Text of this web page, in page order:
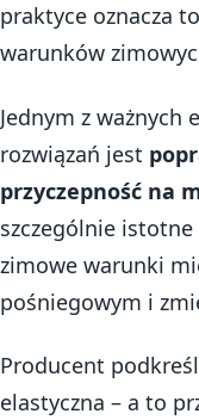
praktyce oznacza
warunków
Jednym z ważnych
rozwiązań jest
przyczepność na
szczególnie
zimowe warunki
pośniegowym i
Producent
elastyczna – a to